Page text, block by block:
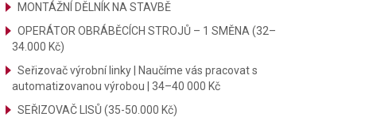
MONTÁŽNÍ DĚLNÍK NA STAVBĚ
OPERÁTOR OBRÁBĚCÍCH STROJŮ – 1 SMĚNA (32–
34.000 Kč)
Seřizovač výrobní linky | Naučíme vás pracovat s
automatizovanou výrobou | 34–40 000 Kč
SEŘIZOVAČ LISŮ (35-50.000 Kč)